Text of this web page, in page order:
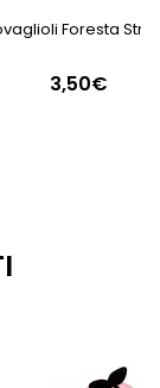
Foresta
3,50€